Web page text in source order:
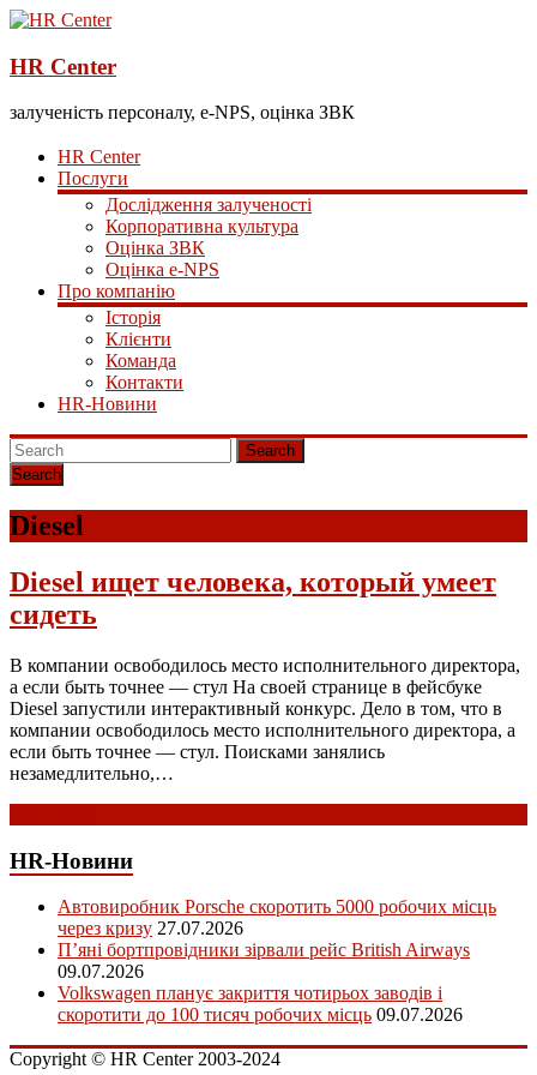
HR Center
залученість персоналу, e-NPS, оцінка ЗВК
HR Center
Послуги
Дослідження залученості
Корпоративна культура
Оцінка ЗВК
Оцінка e-NPS
Про компанію
Історія
Клієнти
Команда
Контакти
HR-Новини
Search
Diesel
Diesel ищет человека, который умеет
сидеть
В компании освободилось место исполнительного директора,
а если быть точнее — стул На своей странице в фейсбуке
Diesel запустили интерактивный конкурс. Дело в том, что в
компании освободилось место исполнительного директора, а
если быть точнее — стул. Поисками занялись
незамедлительно,…
HR-Новини
Автовиробник Porsche скоротить 5000 робочих місць
через кризу 27.07.2026
П’яні бортпровідники зірвали рейс British Airways
09.07.2026
Volkswagen планує закриття чотирьох заводів і
скоротити до 100 тисяч робочих місць 09.07.2026
Copyright © HR Center 2003-2024